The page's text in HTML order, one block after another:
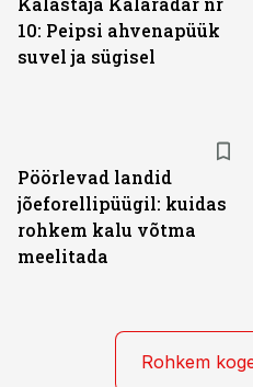
10: Peipsi ahvenapüük
suvel ja sügisel
Pöörlevad landid
jõeforellipüügil: kuidas
rohkem kalu võtma
meelitada
Rohkem